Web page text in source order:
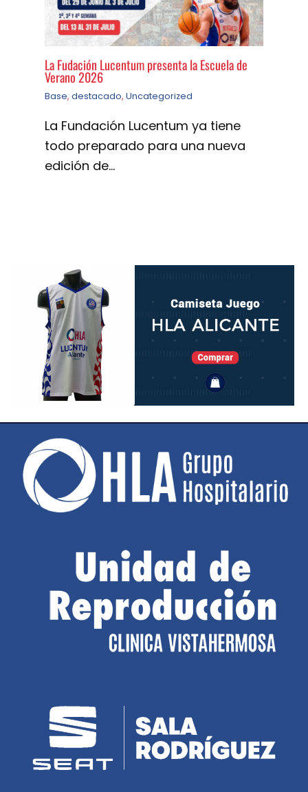
La Fudación Lucentum presenta la Escuela de
Verano 2026
Base, destacado, Uncategorized
La Fundación Lucentum ya tiene
todo preparado para una nueva
edición de…